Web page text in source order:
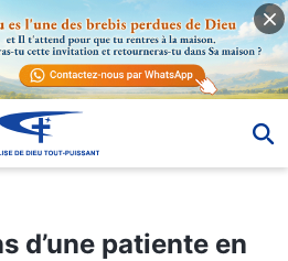
en phase terminale
d’une patiente en